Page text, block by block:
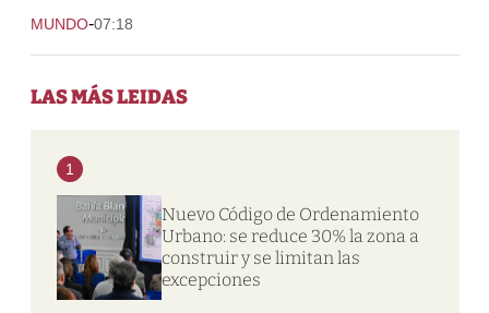
MUNDO-07:18
LAS MÁS LEIDAS
1
Nuevo Código de Ordenamiento
Urbano: se reduce 30% la zona a
construir y se limitan las
excepciones